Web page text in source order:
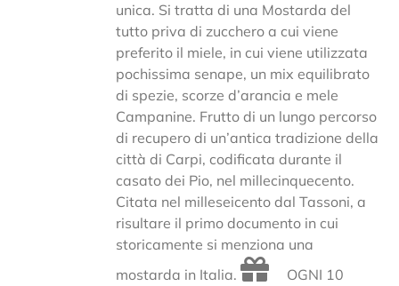
unica. Si tratta di una Mostarda del
tutto priva di zucchero a cui viene
preferito il miele, in cui viene utilizzata
pochissima senape, un mix equilibrato
di spezie, scorze d’arancia e mele
Campanine. Frutto di un lungo percorso
di recupero di un’antica tradizione della
città di Carpi, codificata durante il
casato dei Pio, nel millecinquecento.
Citata nel milleseicento dal Tassoni, a
risultare il primo documento in cui
storicamente si menziona una
mostarda in Italia.
OGNI 10